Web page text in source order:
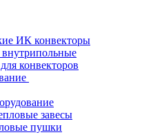
ИК конвекторы
конвекторов
завесы
пушки